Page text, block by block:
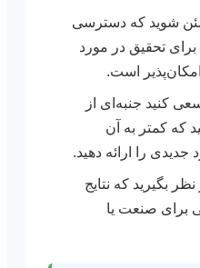
شوید که دسترسی
برای تحقیق در مورد
است.
کنید جنبه‌ای از
که کمتر به آن
جدیدی را ارائه دهید.
بگیرید که نتایج
برای صنعت یا